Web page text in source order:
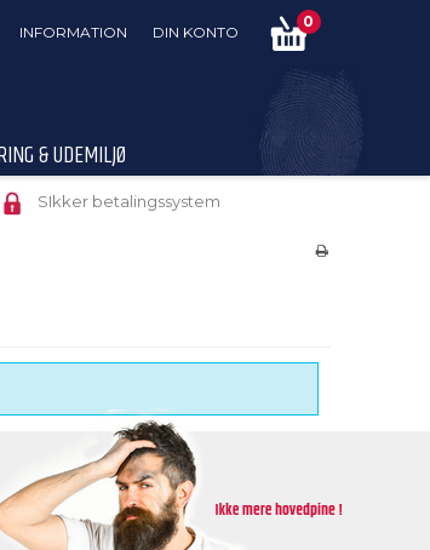
INFORMATION DIN KONTO
0
& UDEMILJØ
SIkker betalingssystem